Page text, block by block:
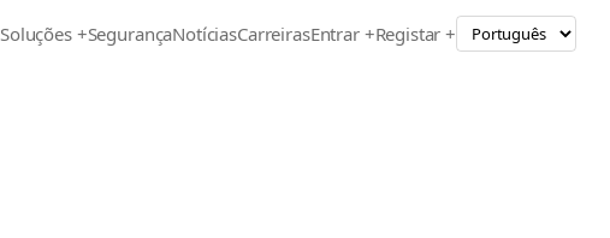
Soluções+SegurançaNotíciasCarreirasEntrar +Registar +